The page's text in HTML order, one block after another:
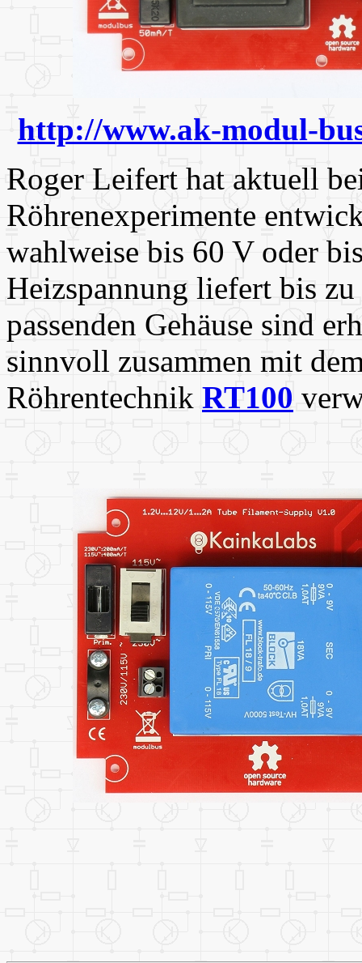
http://www.ak-modul-
Roger Leifert hat aktuell
Röhrenexperimente
wahlweise bis 60 V oder
Heizspannung liefert bis
passenden Gehäuse sind
sinnvoll zusammen mit
Röhrentechnik RT100